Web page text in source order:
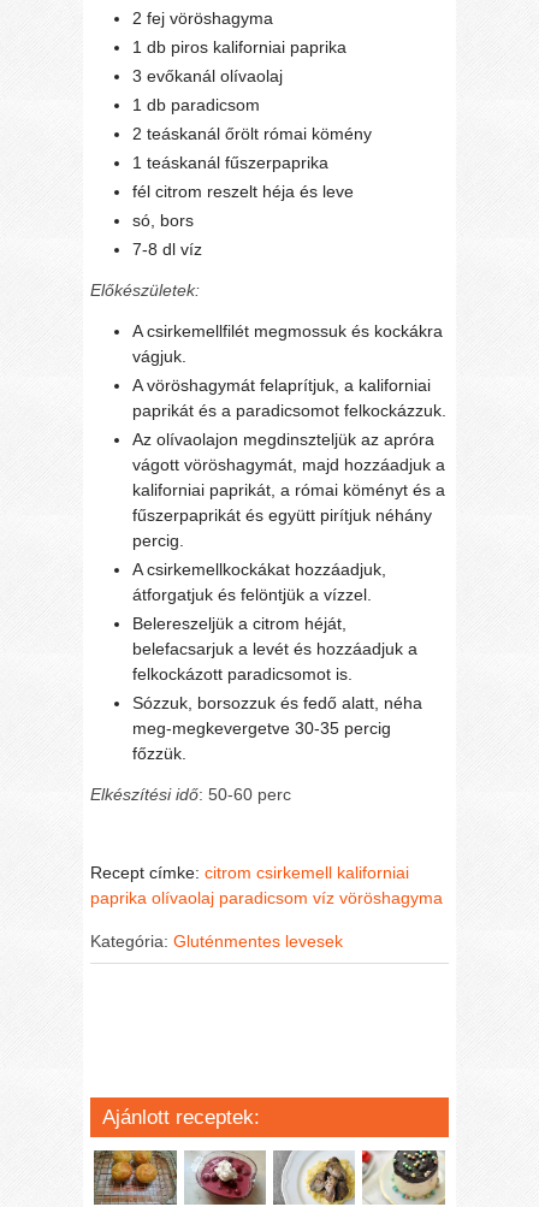
2 fej vöröshagyma
1 db piros kaliforniai paprika
3 evőkanál olívaolaj
1 db paradicsom
2 teáskanál őrölt római kömény
1 teáskanál fűszerpaprika
fél citrom reszelt héja és leve
só, bors
7-8 dl víz
Előkészületek:
A csirkemellfilét megmossuk és kockákra
vágjuk.
A vöröshagymát felaprítjuk, a kaliforniai
paprikát és a paradicsomot felkockázzuk.
Az olívaolajon megdinszteljük az apróra
vágott vöröshagymát, majd hozzáadjuk a
kaliforniai paprikát, a római köményt és a
fűszerpaprikát és együtt pirítjuk néhány
percig.
A csirkemellkockákat hozzáadjuk,
átforgatjuk és felöntjük a vízzel.
Belereszeljük a citrom héját,
belefacsarjuk a levét és hozzáadjuk a
felkockázott paradicsomot is.
Sózzuk, borsozzuk és fedő alatt, néha
meg-megkevergetve 30-35 percig
főzzük.
Elkészítési idő: 50-60 perc
Recept címke:citrom csirkemell kaliforniai
paprika olívaolaj paradicsom víz vöröshagyma
Kategória:Gluténmentes levesek
Ajánlott receptek: